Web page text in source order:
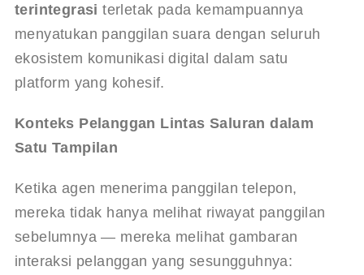
terintegrasi terletak pada kemampuannya
menyatukan panggilan suara dengan seluruh
ekosistem komunikasi digital dalam satu
platform yang kohesif.
Konteks Pelanggan Lintas Saluran dalam
Satu Tampilan
Ketika agen menerima panggilan telepon,
mereka tidak hanya melihat riwayat panggilan
sebelumnya — mereka melihat gambaran
interaksi pelanggan yang sesungguhnya: